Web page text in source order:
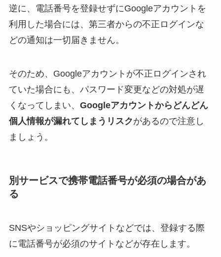
逆に、電話番号を登録せずにGoogleアカウントを
利用した場合には、第三者からの不正ログインな
どの通知は一切届きません。
そのため、Googleアカウントが不正ログインされ
ていた場合にも、パスワード変更などの対処が遅
くなってしまい、 Googleアカウントからどんどん
個人情報が漏れてしまうリスクがあるので注意し
ましょう。
別サービスで携帯電話番号が必須の場合があ
る
SNSやショッピングサイトなどでは、登録する際
に電話番号が必須のサイトなどが存在します。